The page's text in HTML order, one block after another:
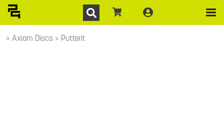
Axiom Discs Putterit